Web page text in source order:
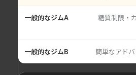
糖質制限・
簡単なアド